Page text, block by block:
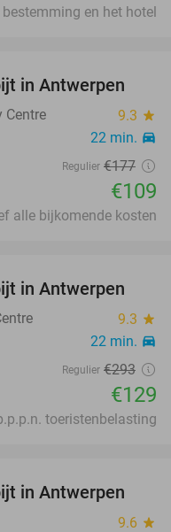
bestemming en het hotel
38%
in Antwerpen
Centre 9.3 star
22 min. directions_car
Regulier €177
€109
alle bijkomende kosten
56%
in Antwerpen
9.3 star
22 min. directions_car
Regulier €293
€129
toeristenbelasting
33%
in Antwerpen
9.6 star